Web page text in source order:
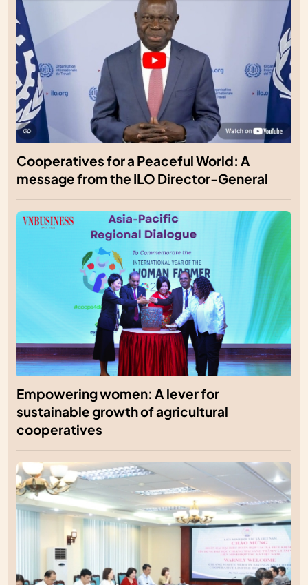
Cooperatives for a Peaceful World: A
message from the ILO Director-General
Empowering women: A lever for
sustainable growth of agricultural
cooperatives